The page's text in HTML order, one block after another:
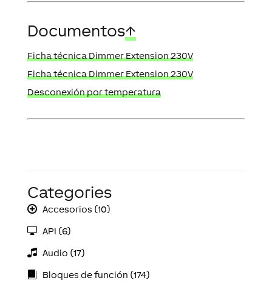
Ficha técnica Dimmer Extension 230V
Ficha técnica Dimmer Extension 230V
Desconexión por temperatura
Accesorios (10)
API (6)
Audio (17)
Bloques de función (174)
Complementos (7)